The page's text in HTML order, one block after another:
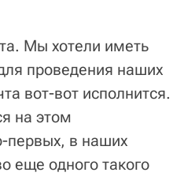
Мы хотели иметь
проведения наших
вот-вот исполнится.
на этом
первых, в наших
еще одного такого